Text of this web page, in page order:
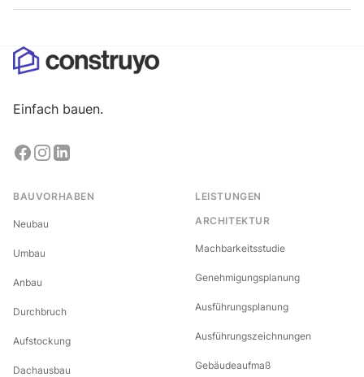
Einfach bauen.
BAUVORHABEN
Neubau
Umbau
Anbau
Durchbruch
Aufstockung
Dachausbau
LEISTUNGEN
ARCHITEKTUR
Machbarkeitsstudie
Genehmigungsplanung
Ausführungsplanung
Ausführungszeichnungen
Gebäudeaufmaß